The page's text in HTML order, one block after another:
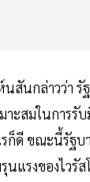
สันกล่าวว่า รั
าะสมในการรั
ก็ดี ขณะนี้รัฐบ
นแรงของไวรั